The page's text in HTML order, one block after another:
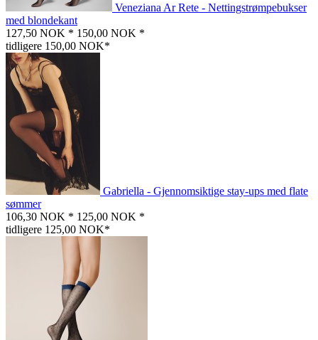
Veneziana Ar Rete - Nettingstrømpebukser
med blondekant
127,50 NOK * 150,00 NOK *
tidligere 150,00 NOK*
Gabriella - Gjennomsiktige stay-ups med flate
sømmer
106,30 NOK * 125,00 NOK *
tidligere 125,00 NOK*